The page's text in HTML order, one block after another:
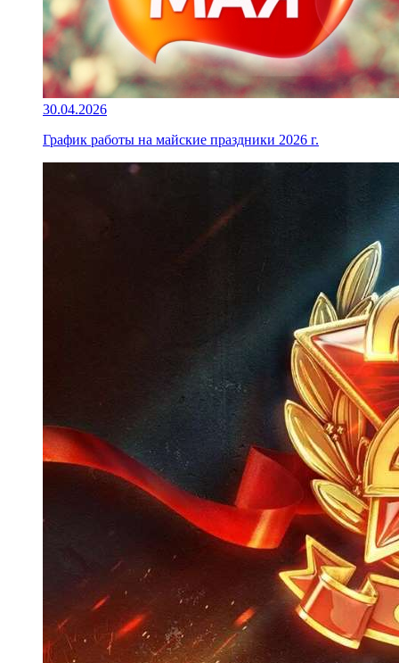
30.04.2026
График работы на майские праздники 2026 г.